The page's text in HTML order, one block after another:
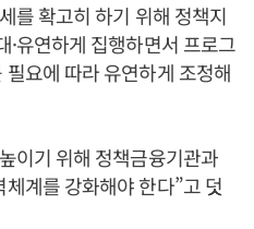
를 확고히 하기 위해 정책지
·유연하게 집행하면서 프로그
요에 따라 유연하게 조정해
이기 위해 정책금융기관과
계를 강화해야 한다”고 덧